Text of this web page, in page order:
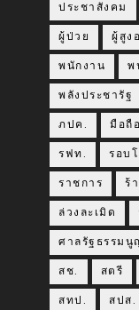
ประชาสังคม
ผู้ป่วย ผู้สูง
พนักงาน พ
พลังประชารัฐ
ภปค. มือถือ
รฟท. รอบ
ราชการ ร้
ล่วงละเมิด
ศาลรัฐธรรมนู
สช. สตรี
สทป. สปส.